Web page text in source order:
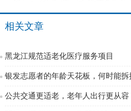
相关文章
黑龙江规范适老化医疗服务项目
银发志愿者的年龄天花板，何时能拆
公共交通更适老，老年人出行更从容